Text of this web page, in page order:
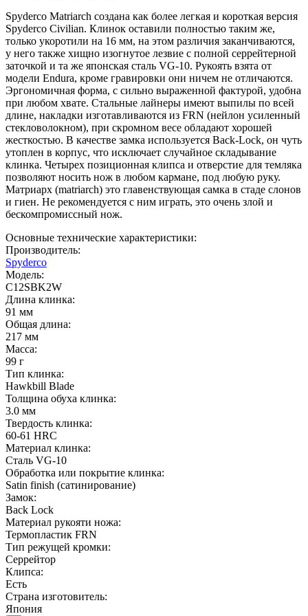
Spyderco Matriarch создана как более легкая и короткая версия
Spyderco Civilian. Клинок оставили полностью таким же,
только укоротили на 16 мм, на этом различия заканчиваются,
у него также хищно изогнутое лезвие с полной серрейтерной
заточкой и та же японская сталь VG-10. Рукоять взята от
модели Endura, кроме гравировки они ничем не отличаются.
Эргономичная форма, с сильно выраженной фактурой, удобна
при любом хвате. Стальные лайнеры имеют выпилы по всей
длине, накладки изготавливаются из FRN (нейлон усиленный
стекловолокном), при скромном весе обладают хорошей
жесткостью. В качестве замка используется Back-Lock, он чуть
утоплен в корпус, что исключает случайное складывание
клинка. Четырех позиционная клипса и отверстие для темляка
позволяют носить нож в любом кармане, под любую руку.
Матриарх (matriarch) это главенствующая самка в стаде слонов
и гиен. Не рекомендуется с ним играть, это очень злой и
бескомпромиссный нож.
Основные технические характеристики:
Производитель:
Spyderco
Модель:
C12SBK2W
Длина клинка:
91 мм
Общая длина:
217 мм
Масса:
99 г
Тип клинка:
Hawkbill Blade
Толщина обуха клинка:
3.0 мм
Твердость клинка:
60-61 HRC
Материал клинка:
Сталь VG-10
Обработка или покрытие клинка:
Satin finish (cатинирование)
Замок:
Back Lock
Материал рукояти ножа:
Термопластик FRN
Тип режущей кромки:
Серрейтор
Клипса:
Есть
Страна изготовитель:
Япония